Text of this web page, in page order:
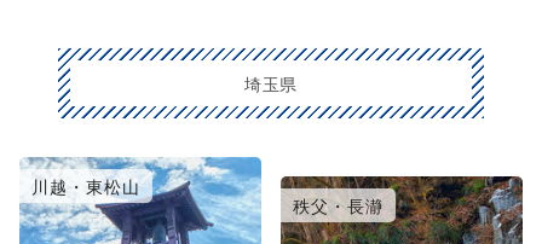
埼玉県
川越・東松山
大宮・浦和・鴻巣
秩父・長瀞